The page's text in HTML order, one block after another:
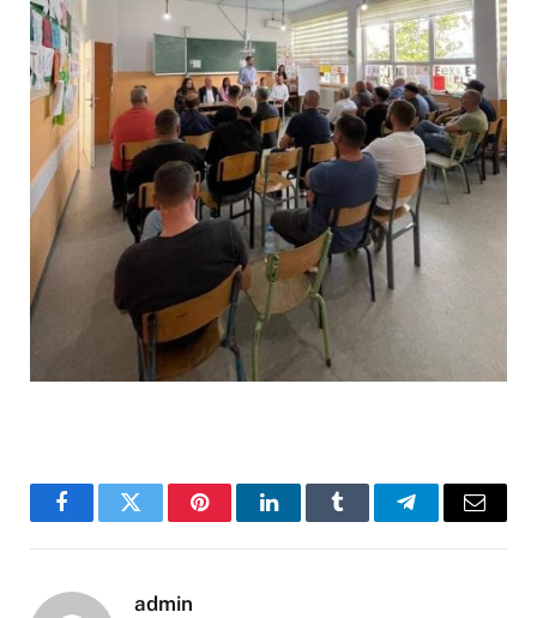
FacebookTwitter PinterestLinkedInTumblr TelegramEmail
admin